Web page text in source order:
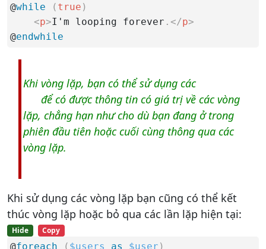
@while ( true )
<p>I'm looping forever . </p>
@endwhile
Khi vòng lặp, bạn có thể sử dụng các
để có được thông tin có giá trị về các vòng
lặp, chẳng hạn như cho dù bạn đang ở trong
phiên đầu tiên hoặc cuối cùng thông qua các
vòng lặp.
Khi sử dụng các vòng lặp bạn cũng có thể kết
thúc vòng lặp hoặc bỏ qua các lần lặp hiện tại:
Hide Copy
@foreach ( $users as $user )